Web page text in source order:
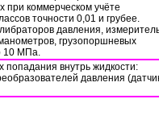
коммерческом учёте
точности 0,01 и грубее.
давления,
грузопоршневых
10 МПа.
попадания внутрь жидкости:
давления